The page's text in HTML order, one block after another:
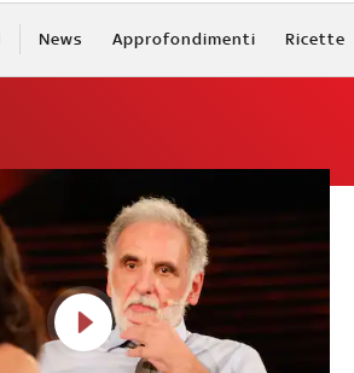
News Approfondimenti Ricette